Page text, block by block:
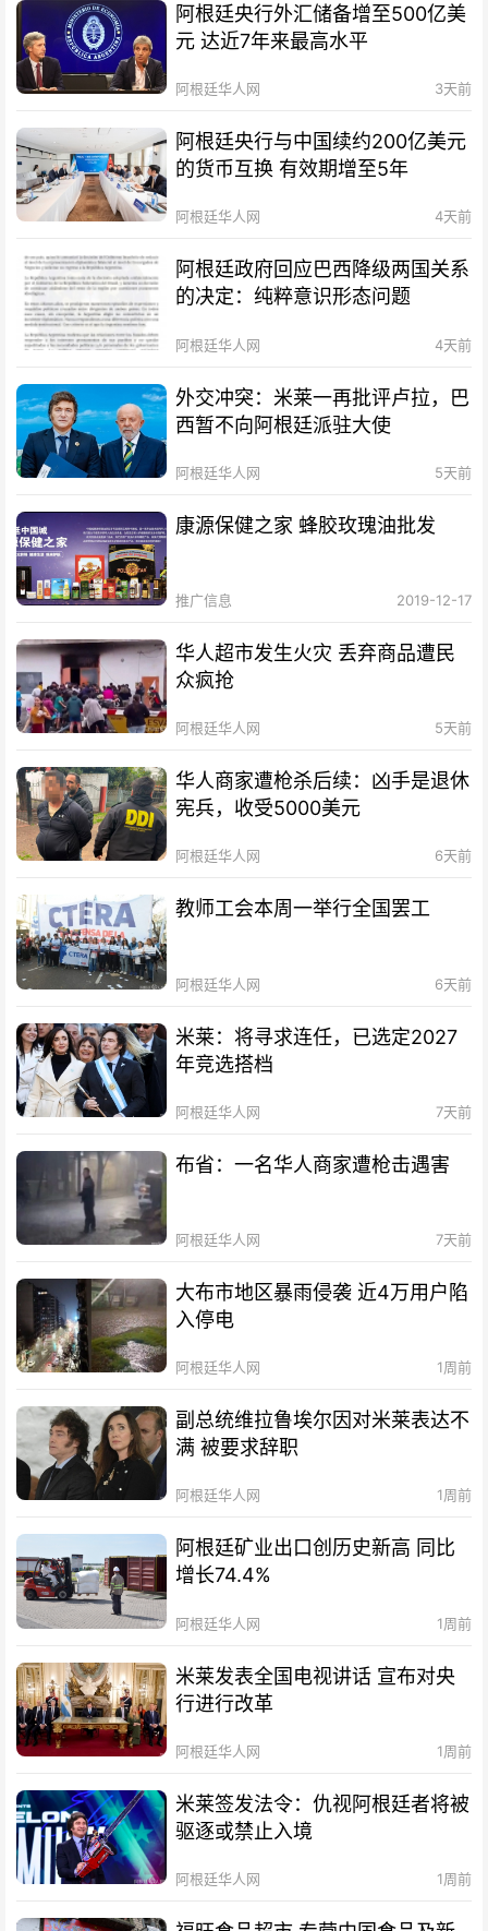
阿根廷央行外汇储备增至500亿美
元 达近7年来最高水平
阿根廷华人网 3天前
阿根廷央行与中国续约200亿美元
的货币互换 有效期增至5年
阿根廷华人网 4天前
阿根廷政府回应巴西降级两国关系
的决定：纯粹意识形态问题
阿根廷华人网 4天前
外交冲突：米莱一再批评卢拉，巴
西暂不向阿根廷派驻大使
阿根廷华人网 5天前
康源保健之家 蜂胶玫瑰油批发
推广信息 2019-12-17
华人超市发生火灾 丢弃商品遭民
众疯抢
阿根廷华人网 5天前
华人商家遭枪杀后续：凶手是退休
宪兵，收受5000美元
阿根廷华人网 6天前
教师工会本周一举行全国罢工
阿根廷华人网 6天前
米莱：将寻求连任，已选定2027
年竞选搭档
阿根廷华人网 7天前
布省：一名华人商家遭枪击遇害
阿根廷华人网 7天前
大布市地区暴雨侵袭 近4万用户陷
入停电
阿根廷华人网 1周前
副总统维拉鲁埃尔因对米莱表达不
满 被要求辞职
阿根廷华人网 1周前
阿根廷矿业出口创历史新高 同比
增长74.4%
阿根廷华人网 1周前
米莱发表全国电视讲话 宣布对央
行进行改革
阿根廷华人网 1周前
米莱签发法令：仇视阿根廷者将被
驱逐或禁止入境
阿根廷华人网 1周前